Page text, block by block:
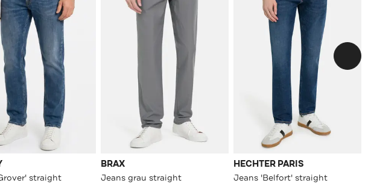
straight
BRAX
Jeans grau straight
HECHTER PARIS
Jeans 'Belfort' straight